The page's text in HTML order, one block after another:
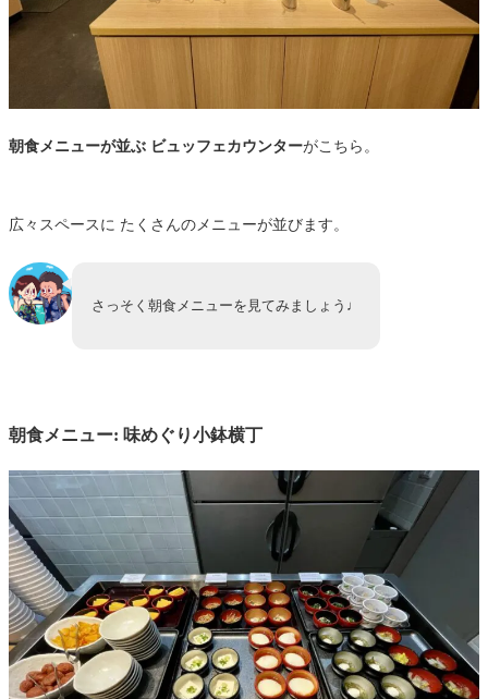
朝食メニューが並ぶ ビュッフェカウンターがこちら。
広々スペースに たくさんのメニューが並びます。
さっそく朝食メニューを見てみましょう♩
朝食メニュー: 味めぐり小鉢横丁